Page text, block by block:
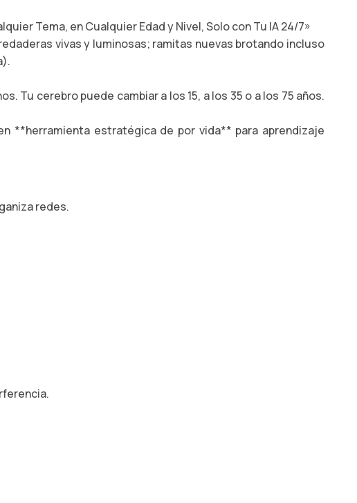
Tema, en Cualquier Edad y Nivel, Solo con Tu IA 24/7»
vivas y luminosas; ramitas nuevas brotando incluso
Tu cerebro puede cambiar a los 15, a los 35 o a los 75 años.
**herramienta estratégica de por vida** para aprendizaje
redes.